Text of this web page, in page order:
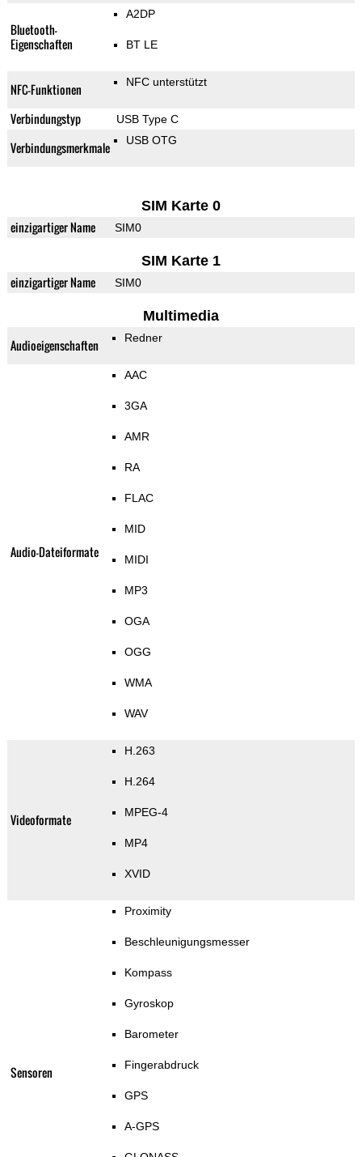
Bluetooth-
Eigenschaften
A2DP
BT LE
NFC-Funktionen NFC unterstützt
Verbindungstyp USB Type C
Verbindungsmerkmale USB OTG
SIM Karte 0
einzigartiger Name SIM0
SIM Karte 1
einzigartiger Name SIM0
Multimedia
Audioeigenschaften Redner
Audio-Dateiformate
AAC
3GA
AMR
RA
FLAC
MID
MIDI
MP3
OGA
OGG
WMA
WAV
Videoformate
H.263
H.264
MPEG-4
MP4
XVID
Sensoren
Proximity
Beschleunigungsmesser
Kompass
Gyroskop
Barometer
Fingerabdruck
GPS
A-GPS